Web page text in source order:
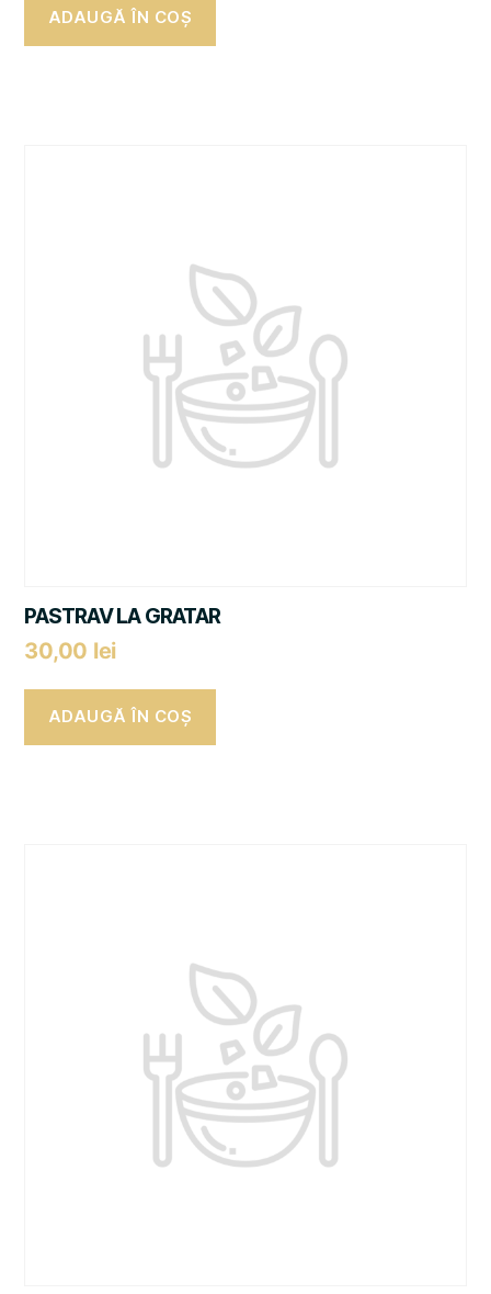
ADAUGĂ ÎN COȘ
PASTRAV LA GRATAR
30,00 lei
ADAUGĂ ÎN COȘ